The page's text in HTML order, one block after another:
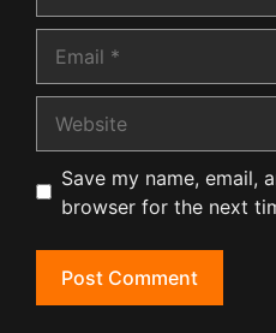
Save my name, email,
browser for the next